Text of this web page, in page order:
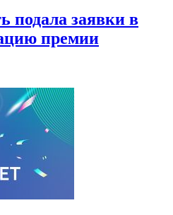
подала заявки в
премии